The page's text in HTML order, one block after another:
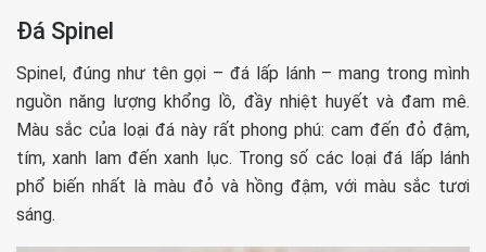
Đá Spinel
Spinel, đúng như tên gọi – đá lấp lánh – mang trong mình
nguồn năng lượng khổng lồ, đầy nhiệt huyết và đam mê.
Màu sắc của loại đá này rất phong phú: cam đến đỏ đậm,
tím, xanh lam đến xanh lục. Trong số các loại đá lấp lánh
phổ biến nhất là màu đỏ và hồng đậm, với màu sắc tươi
sáng.